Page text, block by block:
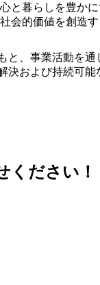
と暮らしを豊か
会的価値を創造
と、事業活動を通
決および持続可能
ください！